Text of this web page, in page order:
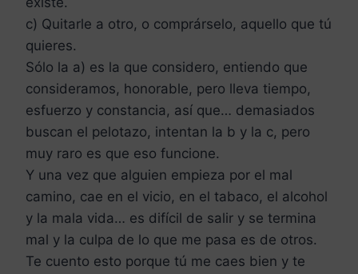
c) Quitarle a otro, o comprárselo, aquello que tú
quieres.
Sólo la a) es la que considero, entiendo que
consideramos, honorable, pero lleva tiempo,
esfuerzo y constancia, así que… demasiados
buscan el pelotazo, intentan la b y la c, pero
muy raro es que eso funcione.
Y una vez que alguien empieza por el mal
camino, cae en el vicio, en el tabaco, el alcohol
y la mala vida… es difícil de salir y se termina
mal y la culpa de lo que me pasa es de otros.
Te cuento esto porque tú me caes bien y te